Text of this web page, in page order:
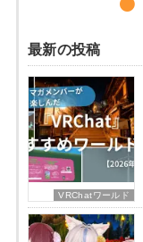
最新の投稿
VRChatワールド